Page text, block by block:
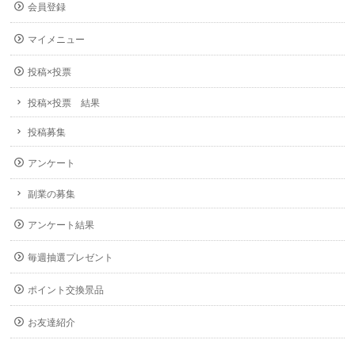
会員登録
マイメニュー
投稿×投票
投稿×投票 結果
投稿募集
アンケート
副業の募集
アンケート結果
毎週抽選プレゼント
ポイント交換景品
お友達紹介